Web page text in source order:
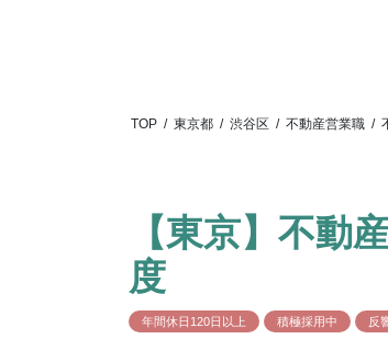
TOP / 東京都 / 渋谷区 / 不動産営業職 /
【東京】不動
度
年間休日120日以上 積極採用中 反